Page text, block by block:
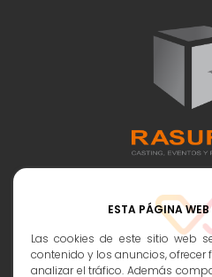
693
ESTA PÁGINA
Las cookies de este sitio web
contenido y los anuncios, ofrecer
analizar el tráfico. Además